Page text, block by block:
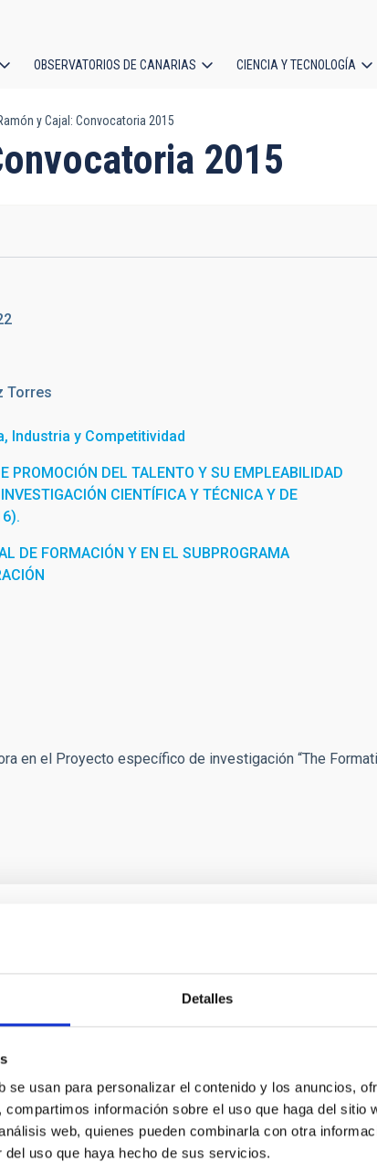
Detalles
se usan para personalizar el contenido y los anuncios,
información sobre el uso que haga del sitio
web, quienes pueden combinarla con otra
del uso que haya hecho de sus servicios.
OBSERVATORIOS DE CANARIAS CIENCIA Y TECNOLOGÍA
y Cajal: Convocatoria 2015
2015
Torres
Industria y Competitividad
PROMOCIÓN DEL TALENTO Y SU EMPLEABILIDAD
CIENTÍFICA Y TÉCNICA Y DE
DE FORMACIÓN Y EN EL SUBPROGRAMA
en el Proyecto específico de investigación “The
y estrellas de neutrones en binarias de rayos-X
únicos para explorar la física de estos objetos
estelar a través de mediciones dinámicas de sus
también permiten investigar el comportamiento de
Armas Padilla